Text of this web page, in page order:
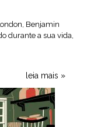
Benjamin
durante a sua vida,
leia mais